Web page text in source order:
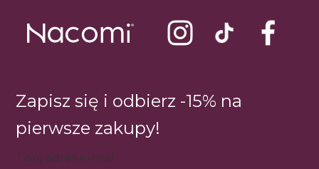
Zapisz się i odbierz -15% na
pierwsze zakupy!
Twój adres e-mail